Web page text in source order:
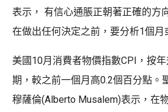
表示， 有信心通脹正朝著正確的方
在做出任何決定之前，要分析1個月
美國10月消費者物價指數CPI，按
期，較之前一個月高0.2個百分點。
穆薩倫(Alberto Musalem)表示，在